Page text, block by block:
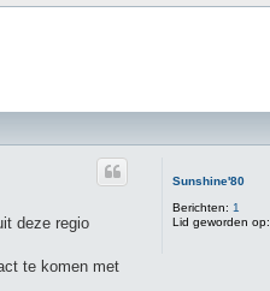
Sunshine'80
Berichten: 1
Lid geworden op:
deze regio
te komen met